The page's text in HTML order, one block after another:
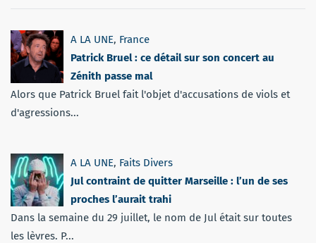
A LA UNE, France
Patrick Bruel : ce détail sur son concert au
Zénith passe mal
Alors que Patrick Bruel fait l'objet d'accusations de viols et
d'agressions...
A LA UNE, Faits Divers
Jul contraint de quitter Marseille : l’un de ses
proches l’aurait trahi
Dans la semaine du 29 juillet, le nom de Jul était sur toutes
les lèvres. P...